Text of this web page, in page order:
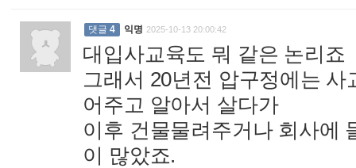
댓글 4 익명 2025-10-13 20:00:42
대입사교육도 뭐 같은 논리죠
그래서 20년전 압구정에는
어주고 알아서 살다가
이후 건물물려주거나 회사에
이 많았죠.